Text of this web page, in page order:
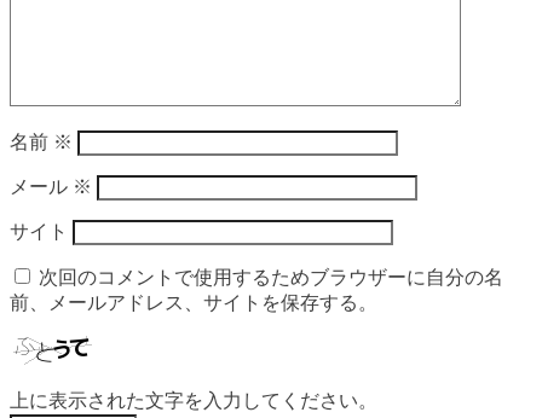
名前 ※
メール ※
サイト
次回のコメントで使用するためブラウザーに自分の名
前、メールアドレス、サイトを保存する。
上に表示された文字を入力してください。